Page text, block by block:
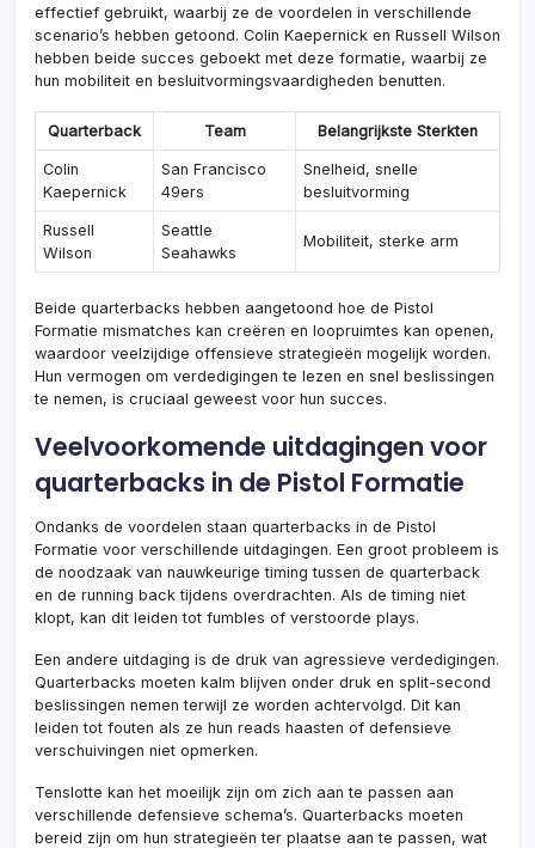
effectief gebruikt, waarbij ze de voordelen in verschillende
scenario’s hebben getoond. Colin Kaepernick en Russell Wilson
hebben beide succes geboekt met deze formatie, waarbij ze
hun mobiliteit en besluitvormingsvaardigheden benutten.
Quarterback Team Belangrijkste Sterkten
Colin
Kaepernick
San Francisco
49ers
Snelheid, snelle
besluitvorming
Russell
Wilson
Seattle
Seahawks
Mobiliteit, sterke arm
Beide quarterbacks hebben aangetoond hoe de Pistol
Formatie mismatches kan creëren en loopruimtes kan openen,
waardoor veelzijdige offensieve strategieën mogelijk worden.
Hun vermogen om verdedigingen te lezen en snel beslissingen
te nemen, is cruciaal geweest voor hun succes.
Veelvoorkomende uitdagingen voor
quarterbacks in de Pistol Formatie
Ondanks de voordelen staan quarterbacks in de Pistol
Formatie voor verschillende uitdagingen. Een groot probleem is
de noodzaak van nauwkeurige timing tussen de quarterback
en de running back tijdens overdrachten. Als de timing niet
klopt, kan dit leiden tot fumbles of verstoorde plays.
Een andere uitdaging is de druk van agressieve verdedigingen.
Quarterbacks moeten kalm blijven onder druk en split-second
beslissingen nemen terwijl ze worden achtervolgd. Dit kan
leiden tot fouten als ze hun reads haasten of defensieve
verschuivingen niet opmerken.
Tenslotte kan het moeilijk zijn om zich aan te passen aan
verschillende defensieve schema’s. Quarterbacks moeten
bereid zijn om hun strategieën ter plaatse aan te passen, wat